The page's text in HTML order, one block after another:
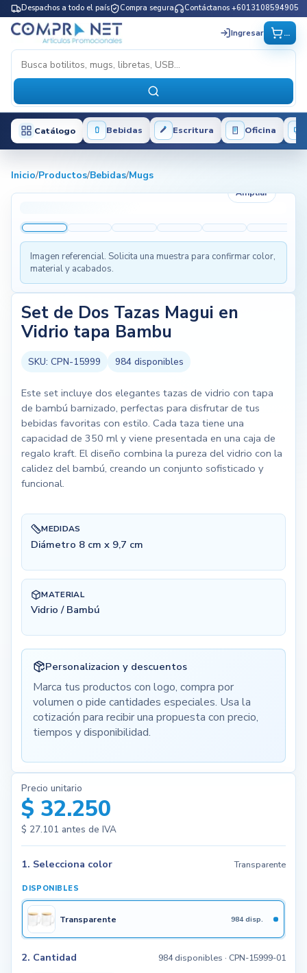
Despachos a todo el país Compra segura Contáctanos +6013108594905
Ingresar ...
Catálogo Bebidas Escritura Oficina
Inicio/Productos/Bebidas/Mugs
Ampliar
Imagen referencial. Solicita una muestra para confirmar color,
material y acabados.
Set de Dos Tazas Magui en
Vidrio tapa Bambu
SKU: CPN-15999 984disponibles
Este set incluye dos elegantes tazas de vidrio con tapa
de bambú barnizado, perfectas para disfrutar de tus
bebidas favoritas con estilo. Cada taza tiene una
capacidad de 350 ml y viene presentada en una caja de
regalo kraft. El diseño combina la pureza del vidrio con la
calidez del bambú, creando un conjunto sofisticado y
funcional.
MEDIDAS
Diámetro 8 cm x 9,7 cm
MATERIAL
Vidrio / Bambú
Personalizacion y descuentos
Marca tus productos con logo, compra por
volumen o pide cantidades especiales. Usa la
cotización para recibir una propuesta con precio,
tiempos y disponibilidad.
Precio unitario
$ 32.250
$ 27.101 antes de IVA
1. Selecciona color Transparente
DISPONIBLES
Transparente 984 disp.
2. Cantidad 984 disponibles · CPN-15999-01